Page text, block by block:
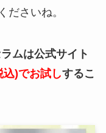
ださいね。
ムは公式サイト
込)でお試しするこ